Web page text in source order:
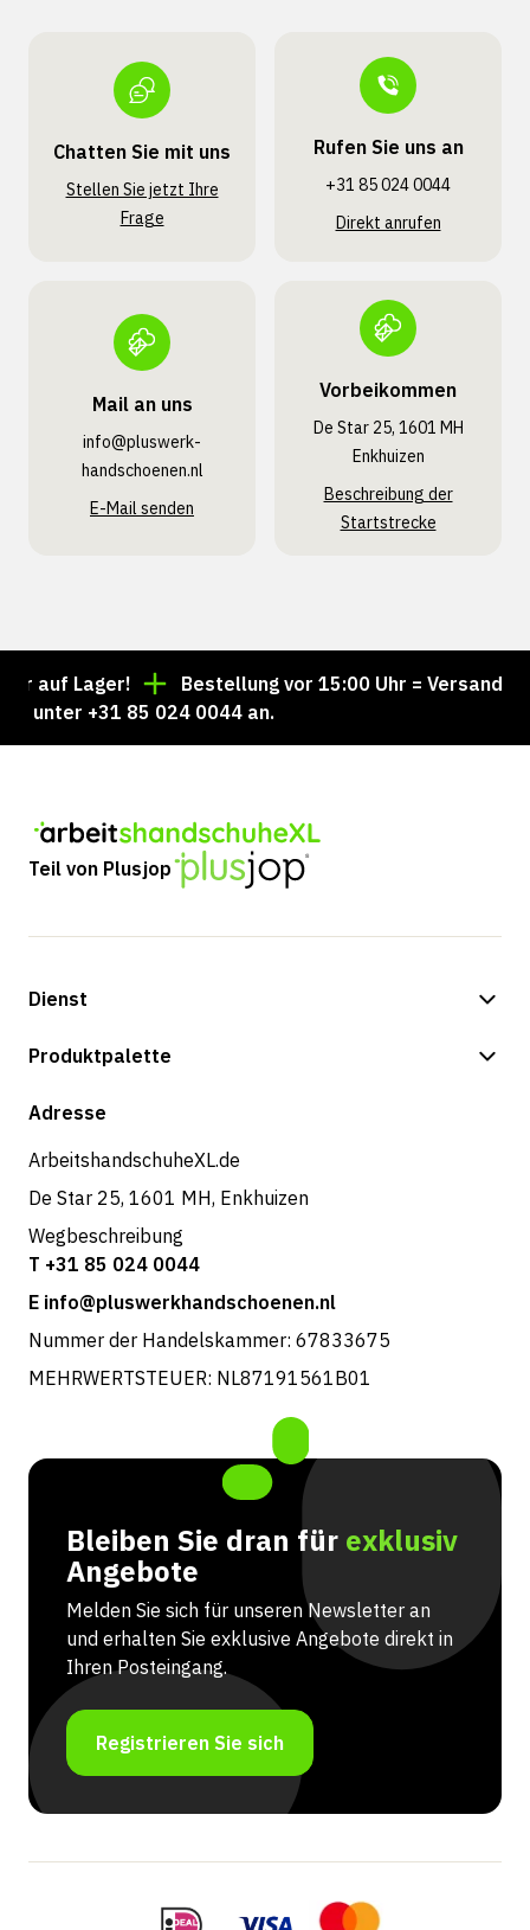
Chatten Sie mit uns
Stellen Sie jetzt Ihre
Frage
Rufen Sie uns an
+31 85 024 0044
Direkt anrufen
Mail an uns
info@pluswerk­
handschoenen.nl
E-Mail senden
Vorbeikommen
De Star 25, 1601 MH
Enkhuizen
Beschreibung der
Startstrecke
Lager!
Bestellung vor 15:00 Uhr = Versand noch
+31 85 024 0044 an.
Teil von Plusjop
Dienst
Zahlungsmöglichkeiten
Rücksendungen und Service
Produktpalette
Shop
Adresse
ArbeitshandschuheXL.de
De Star 25, 1601 MH, Enkhuizen
Wegbeschreibung
T +31 85 024 0044
E info@pluswerkhandschoenen.nl
Nummer der Handelskammer: 67833675
MEHRWERTSTEUER: NL87191561B01
Bleiben Sie dran für exklusiv
Angebote
Melden Sie sich für unseren Newsletter an
und erhalten Sie exklusive Angebote direkt in
Ihren Posteingang.
Registrieren Sie sich